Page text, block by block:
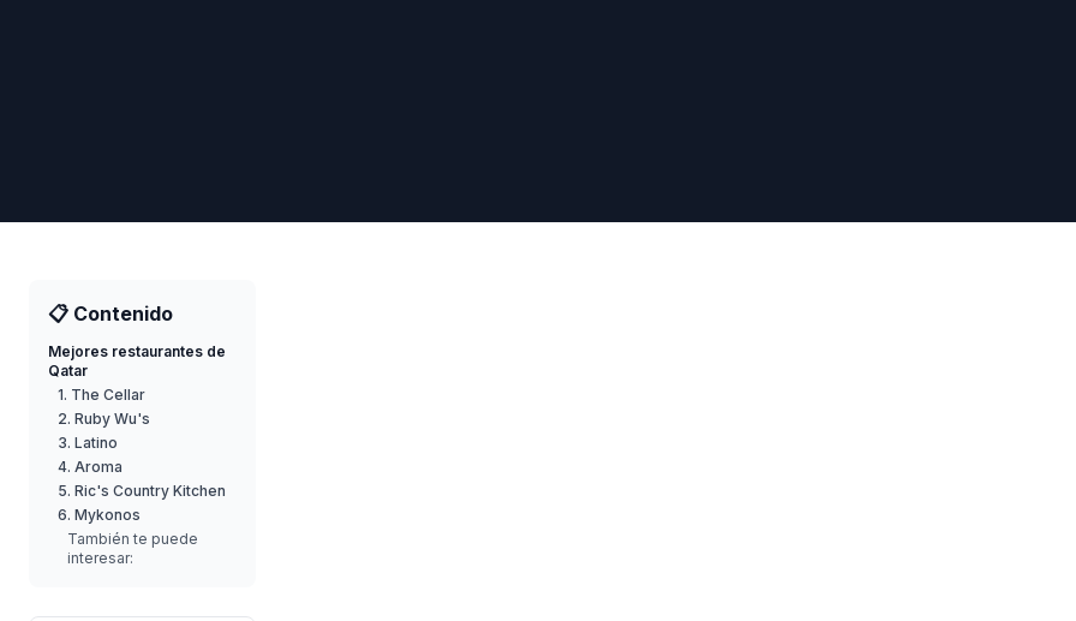
📋 Contenido
Mejores restaurantes de
Qatar
1. The Cellar
2. Ruby Wu's
3. Latino
4. Aroma
5. Ric's Country Kitchen
6. Mykonos
También te puede
interesar: